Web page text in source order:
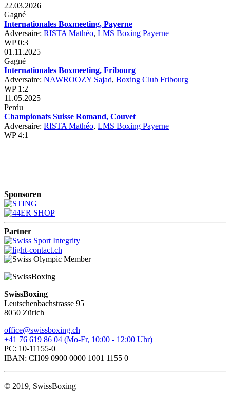
22.03.2026
Gagné
Internationales Boxmeeting, Payerne
Adversaire: RISTA Mathéo, LMS Boxing Payerne
WP 0:3
01.11.2025
Gagné
Internationales Boxmeeting, Fribourg
Adversaire: NAWROOZY Sajad, Boxing Club Fribourg
WP 1:2
11.05.2025
Perdu
Championats Suisse Romand, Couvet
Adversaire: RISTA Mathéo, LMS Boxing Payerne
WP 4:1
Sponsoren
Partner
SwissBoxing
Leutschenbachstrasse 95
8050 Zürich
office@swissboxing.ch
+41 76 619 86 04 (Mo-Fr, 10:00 - 12:00 Uhr)
PC: 10-11155-0
IBAN: CH09 0900 0000 1001 1155 0
© 2019, SwissBoxing